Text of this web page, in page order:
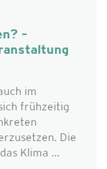
–
im
frühzeitig
Die
Klima ...